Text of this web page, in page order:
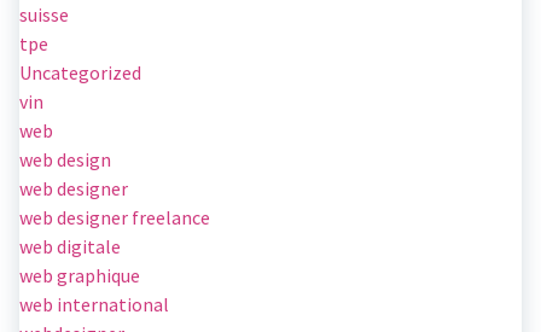
suisse
tpe
Uncategorized
vin
web
web design
web designer
web designer freelance
web digitale
web graphique
web international